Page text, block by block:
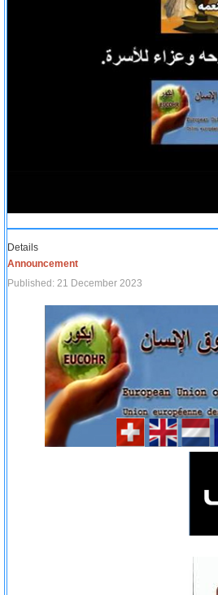
Details
Announcement
Published: 21 December 2023